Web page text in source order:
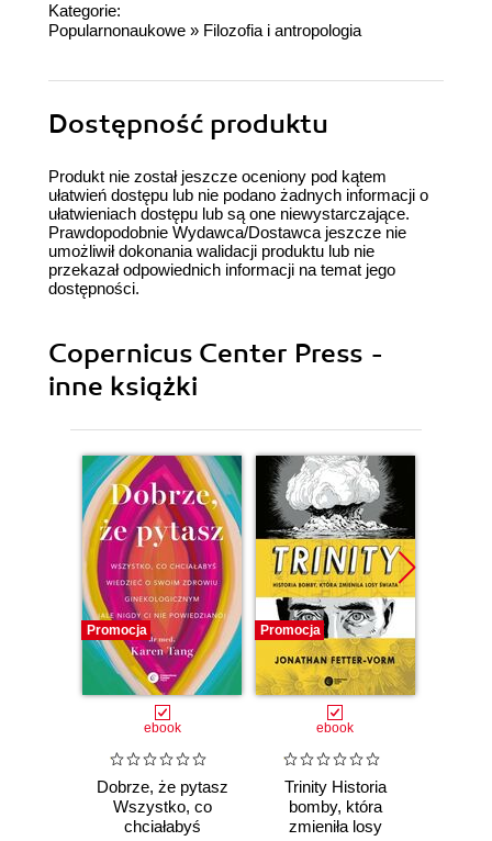
Kategorie:
Popularnonaukowe » Filozofia i antropologia
Dostępność produktu
Produkt nie został jeszcze oceniony pod kątem
ułatwień dostępu lub nie podano żadnych informacji o
ułatwieniach dostępu lub są one niewystarczające.
Prawdopodobnie Wydawca/Dostawca jeszcze nie
umożliwił dokonania walidacji produktu lub nie
przekazał odpowiednich informacji na temat jego
dostępności.
Copernicus Center Press -
inne książki
Promocja
ebook
Dobrze, że pytasz
Wszystko, co
chciałabyś
Promocja
ebook
Trinity Historia
bomby, która
zmieniła losy